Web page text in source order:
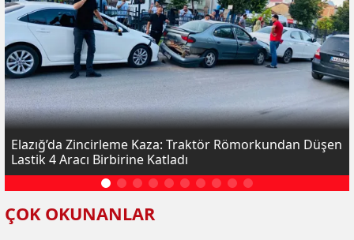
Elazığ’da Zincirleme Kaza: Traktör Römorkundan Düşen
Lastik 4 Aracı Birbirine Katladı
ÇOK OKUNANLAR